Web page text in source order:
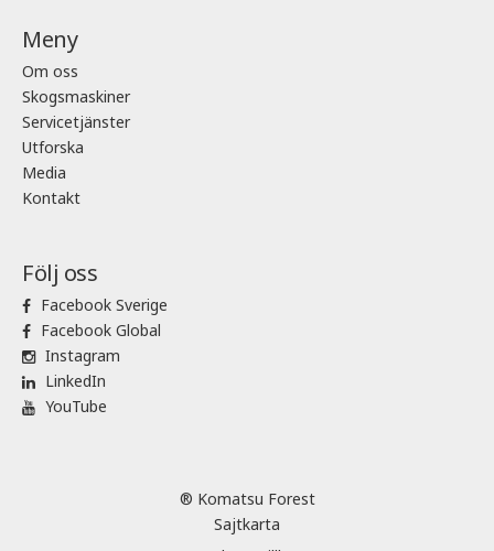
Meny
Om oss
Skogsmaskiner
Servicetjänster
Utforska
Media
Kontakt
Följ oss
Facebook Sverige
Facebook Global
Instagram
LinkedIn
YouTube
® Komatsu Forest
Sajtkarta